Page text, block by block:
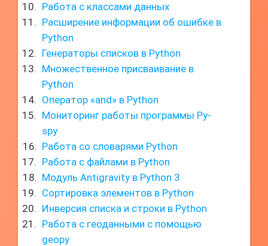
Работа с классами данных
Расширение информации об ошибке в
Python
Генераторы списков в Python
Множественное присваивание в
Python
Оператор «and» в Python
Мониторинг работы программы Py-
spy
Работа со словарями Python
Работа с файлами в Python
Модуль Antigravity в Python 3
Сортировка элементов в Python
Инверсия списка и строки в Python
Работа с геоданными с помощью
geopy